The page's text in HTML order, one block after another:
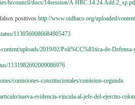
hrcouncil/docs/14session/
positivos http://www.oidhaco.org/uploaded/
1130560086684905473
uploads/2019/02/Poli%CC%81tica-de-
1131982692009086976
comisiones-constitucionales/comision-segunda
nueva-evidencia-vincula-al-jefe-del-ejercito-